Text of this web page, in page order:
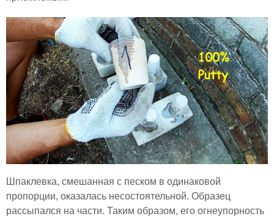
Шпаклевка, смешанная с песком в одинаковой
пропорции, оказалась несостоятельной. Образец
рассыпался на части. Таким образом, его огнеупорность